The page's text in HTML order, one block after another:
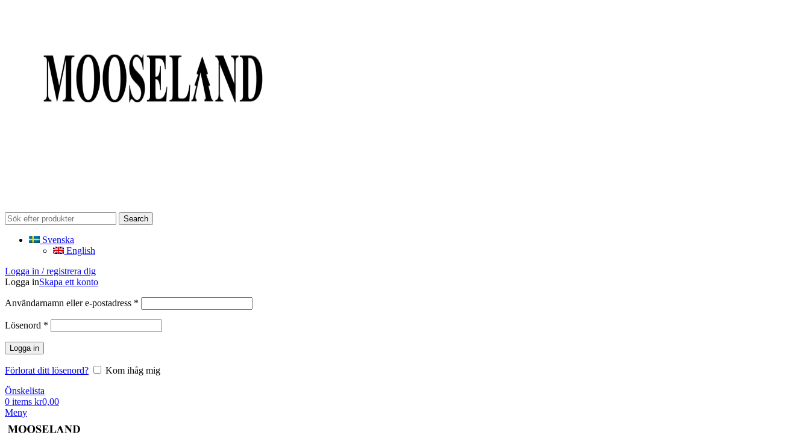
Search
Svenska
English
Logga in / registrera dig
Logga inSkapa ett konto
Användarnamn eller e-postadress *
Lösenord *
Logga in
Förlorat ditt lösenord?
Kom ihåg mig
Önskelista
0 items kr0,00
Meny